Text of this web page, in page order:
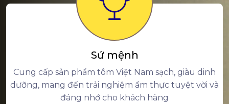
Sứ mệnh
Cung cấp sản phẩm tôm Việt Nam sạch, giàu dinh
dưỡng, mang đến trải nghiệm ẩm thực tuyệt vời và
đáng nhớ cho khách hàng